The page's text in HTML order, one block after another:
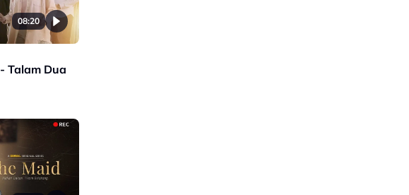
08:20
Talam Dua